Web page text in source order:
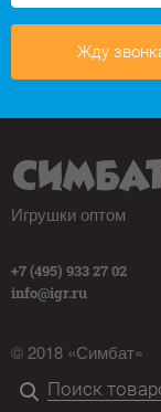
Жду
Игрушки оптом
+7 (495) 933 27 02
info@igr.ru
© 2018 «Симбат»